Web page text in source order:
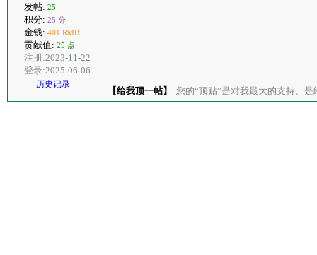
发帖: 25
积分: 25 分
金钱: 401 RMB
贡献值: 25 点
注册:2023-11-22
登录:2025-06-06
历史记录
【给我顶一帖】 您的“顶贴”是对我最大的支持、